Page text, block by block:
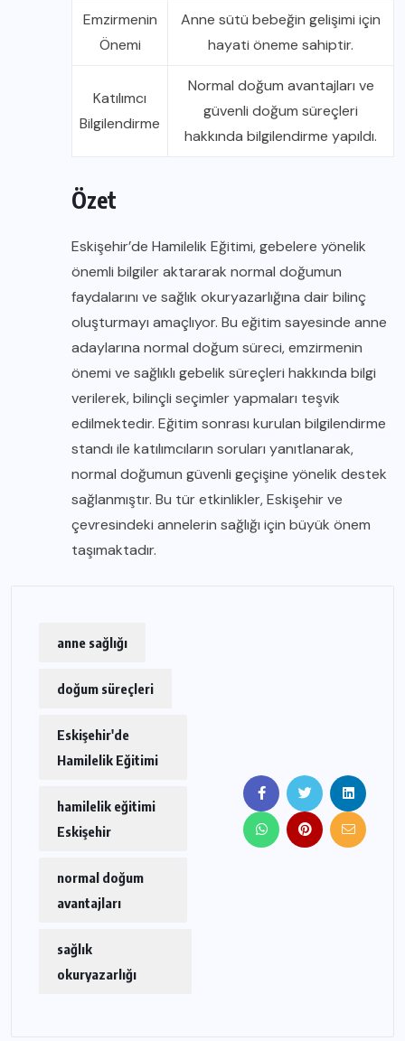
Emzirmenin
Önemi
Anne sütü bebeğin gelişimi için
hayati öneme sahiptir.
Katılımcı
Bilgilendirme
Normal doğum avantajları ve
güvenli doğum süreçleri
hakkında bilgilendirme yapıldı.
Özet
Eskişehir’de Hamilelik Eğitimi, gebelere yönelik
önemli bilgiler aktararak normal doğumun
faydalarını ve sağlık okuryazarlığına dair bilinç
oluşturmayı amaçlıyor. Bu eğitim sayesinde anne
adaylarına normal doğum süreci, emzirmenin
önemi ve sağlıklı gebelik süreçleri hakkında bilgi
verilerek, bilinçli seçimler yapmaları teşvik
edilmektedir. Eğitim sonrası kurulan bilgilendirme
standı ile katılımcıların soruları yanıtlanarak,
normal doğumun güvenli geçişine yönelik destek
sağlanmıştır. Bu tür etkinlikler, Eskişehir ve
çevresindeki annelerin sağlığı için büyük önem
taşımaktadır.
anne sağlığı
doğum süreçleri
Eskişehir'de
Hamilelik Eğitimi
hamilelik eğitimi
Eskişehir
normal doğum
avantajları
sağlık
okuryazarlığı